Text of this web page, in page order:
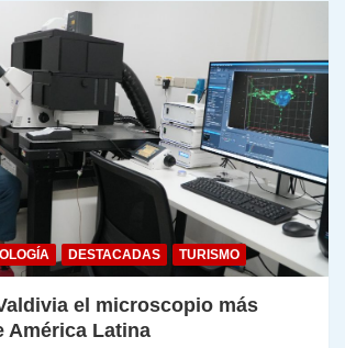
DESTACADAS TURISMO
el microscopio más
América Latina